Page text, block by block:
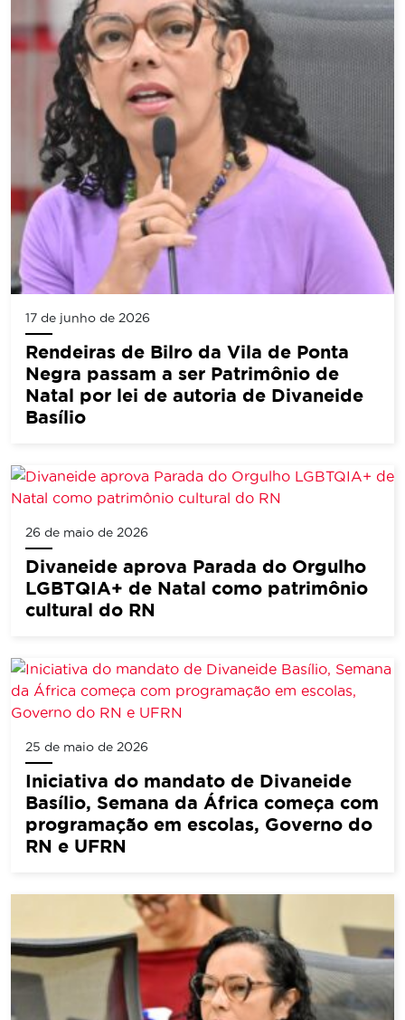
17 de junho de 2026
Rendeiras de Bilro da Vila de Ponta
Negra passam a ser Patrimônio de
Natal por lei de autoria de Divaneide
Basílio
26 de maio de 2026
Divaneide aprova Parada do Orgulho
LGBTQIA+ de Natal como patrimônio
cultural do RN
25 de maio de 2026
Iniciativa do mandato de Divaneide
Basílio, Semana da África começa com
programação em escolas, Governo do
RN e UFRN